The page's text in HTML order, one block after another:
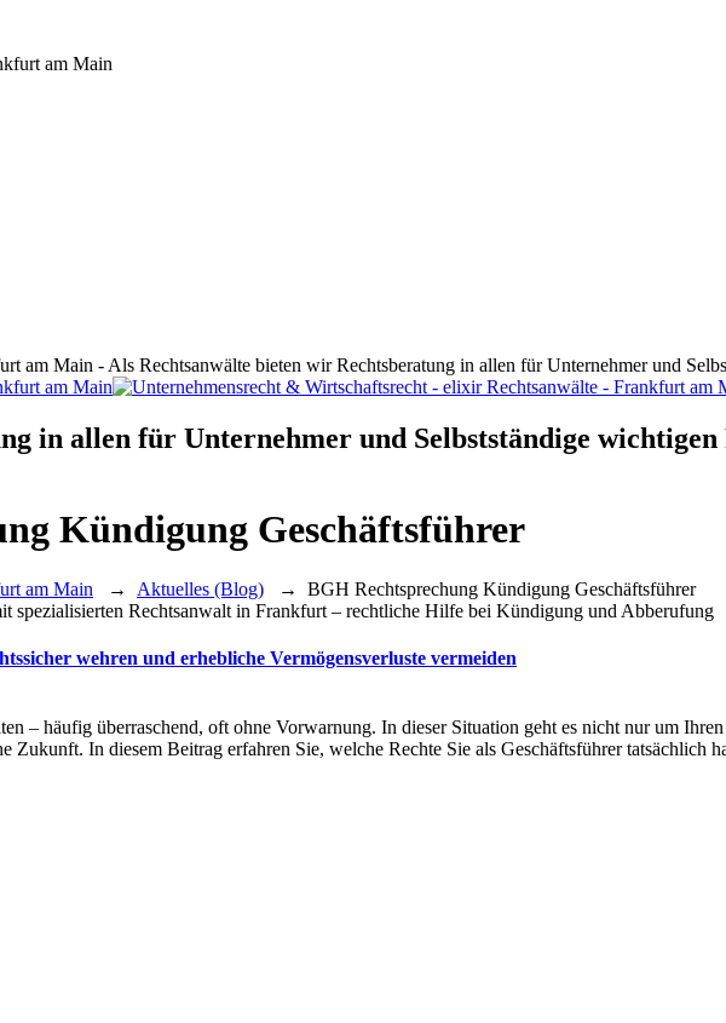
am Main - Als Rechtsanwälte bieten wir Rechtsberatung in allen für Unternehmer und
in allen für Unternehmer und Selbstständige wichtigen
Kündigung Geschäftsführer
am Main → Aktuelles (Blog) → BGH Rechtsprechung Kündigung Geschäftsführer
wehren und erhebliche Vermögensverluste vermeiden
– häufig überraschend, oft ohne Vorwarnung. In dieser Situation geht es nicht nur um
In diesem Beitrag erfahren Sie, welche Rechte Sie als Geschäftsführer tatsächlich